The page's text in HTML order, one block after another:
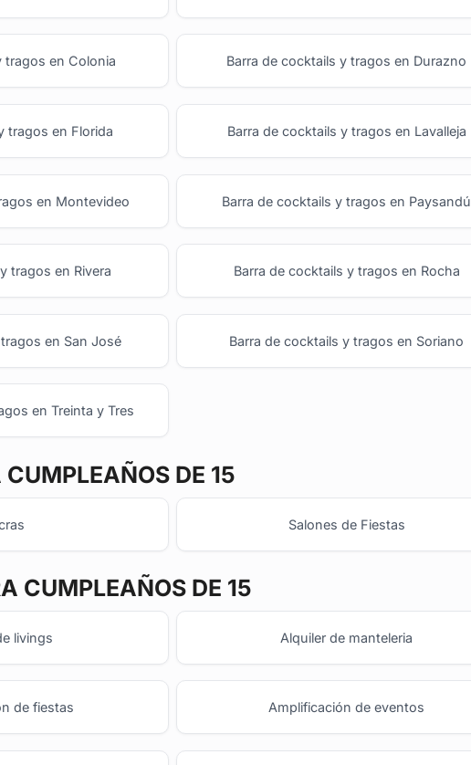
tragos en Colonia Barra de cocktails y tragos en Durazno
tragos en Florida Barra de cocktails y tragos en Lavalleja
en Montevideo Barra de cocktails y tragos en Paysandú
tragos en Rivera Barra de cocktails y tragos en Rocha
en San José Barra de cocktails y tragos en Soriano
en Treinta y Tres
CUMPLEAÑOS DE 15
Salones de Fiestas
CUMPLEAÑOS DE 15
livings Alquiler de manteleria
de fiestas Amplificación de eventos